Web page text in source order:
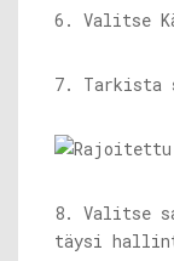
6. Valitse
7. Tarkista
8. Valitse
täysi